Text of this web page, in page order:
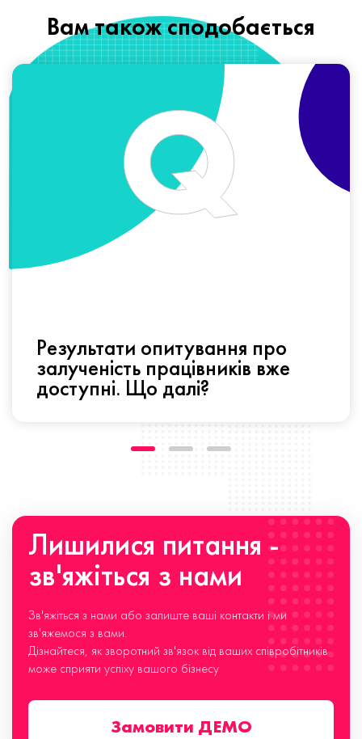
Вам також сподобається
Результати опитування про
залученість працівників вже
доступні. Що далі?
Лишилися питання -
зв'яжіться з нами
Зв'яжіться з нами або залиште ваші контакти і ми
зв'яжемося з вами.
Дізнайтеся, як зворотний зв'язок від ваших співробітників
може сприяти успіху вашого бізнесу
Замовити ДЕМО